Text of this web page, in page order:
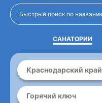
САНАТОРИИ
Краснодарский край
Горячий ключ